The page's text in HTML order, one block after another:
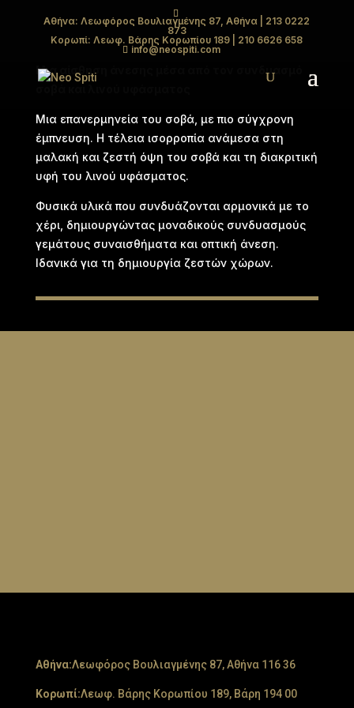
Αθήνα: Λεωφόρος Βουλιαγμένης 87, Αθήνα | 213 0222
873
Κορωπί: Λεωφ. Βάρης Κορωπίου 189 | 210 6626 658
info@neospiti.com
TOUCH
Μια αίσθηση άνεσης μέσα από τον συνδυασμό
Μια επανερμηνεία του σοβά, με πιο σύγχρονη
έμπνευση. Η τέλεια ισορροπία ανάμεσα στη
μαλακή και ζεστή όψη του σοβά και τη διακριτική
υφή του λινού υφάσματος.
Φυσικά υλικά που συνδυάζονται αρμονικά με το
χέρι, δημιουργώντας μοναδικούς συνδυασμούς
γεμάτους συναισθήματα και οπτική άνεση.
Ιδανικά για τη δημιουργία ζεστών χώρων.
Aθήνα:Λεωφόρος Βουλιαγμένης 87, Αθήνα 116 36
Κορωπί:Λεωφ. Βάρης Κορωπίου 189, Βάρη 194 00